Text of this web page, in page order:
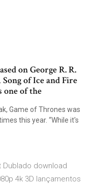
on George R. R.
of Ice and Fire
one of the
Game of Thrones was
this year. “While it's
download
4k 3D lançamentos